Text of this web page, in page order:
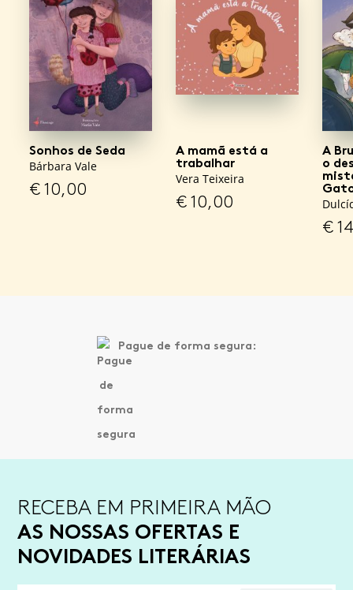
Sonhos de Seda
Bárbara Vale
€10,00
A mamã está a
trabalhar
Vera Teixeira
€10,00
A
o
€
Pague de forma segura:
RECEBA EM PRIMEIRA MÃO
AS NOSSAS OFERTAS E
NOVIDADES LITERÁRIAS